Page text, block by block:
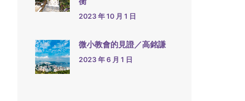
2023 年 10 月 1 日
微小教會的見證／高銘謙
2023 年 6 月 1 日